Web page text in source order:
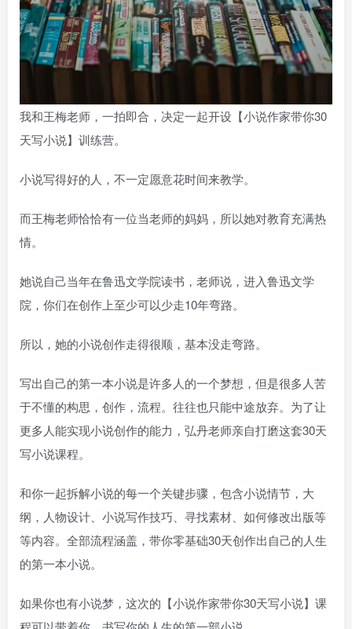
我和王梅老师，一拍即合，决定一起开设【小说作家带你30
天写小说】训练营。
小说写得好的人，不一定愿意花时间来教学。
而王梅老师恰恰有一位当老师的妈妈，所以她对教育充满热
情。
她说自己当年在鲁迅文学院读书，老师说，进入鲁迅文学
院，你们在创作上至少可以少走10年弯路。
所以，她的小说创作走得很顺，基本没走弯路。
写出自己的第一本小说是许多人的一个梦想，但是很多人苦
于不懂的构思，创作，流程。往往也只能中途放弃。为了让
更多人能实现小说创作的能力，弘丹老师亲自打磨这套30天
写小说课程。
和你一起拆解小说的每一个关键步骤，包含小说情节，大
纲，人物设计、小说写作技巧、寻找素材、如何修改出版等
等内容。全部流程涵盖，带你零基础30天创作出自己的人生
的第一本小说。
如果你也有小说梦，这次的【小说作家带你30天写小说】课